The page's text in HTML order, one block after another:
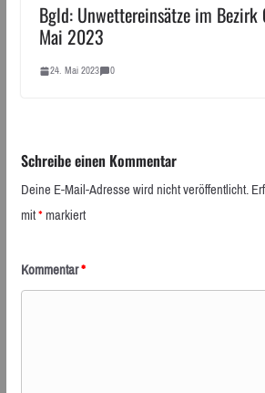
Bgld: Unwettereinsätze im Bezirk
Mai 2023
24. Mai 2023 0
Schreibe einen Kommentar
Deine E-Mail-Adresse wird nicht veröffentlicht.
mit*markiert
Kommentar*